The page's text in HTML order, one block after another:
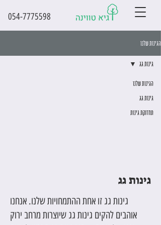
054-7775598
הגינות שלנו
הגינות שלנו
גינות גג
תחזוקת גינות
גינות גג
גינות גג
גינות גג זו אחת ההתמחויות שלנו. אנחנו
אוהבים להקים גינות גג שיוצרות מרחב ירוק